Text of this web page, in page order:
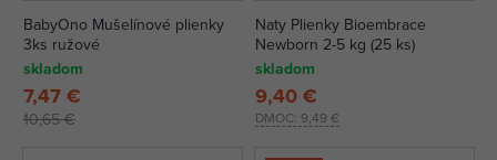
BabyOno Mušelínové plienky
3ks ružové
skladom
10,65 €
7,47 €
Naty Plienky Bioembrace
Newborn 2-5 kg (25 ks)
skladom
DMOC: 9,49 €
9,40 €